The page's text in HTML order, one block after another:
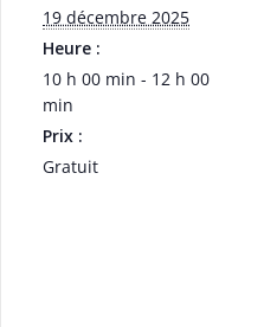
19 décembre 2025
Heure :
10 h 00 min - 12 h 00
min
Prix :
Gratuit